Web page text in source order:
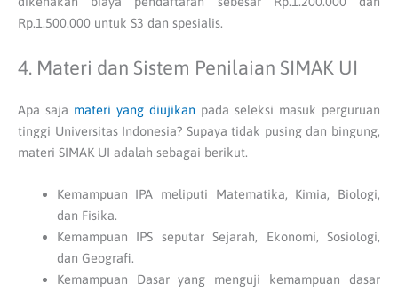
Rp.1.500.000 untuk S3 dan spesialis.
4. Materi dan Sistem Penilaian SIMAK UI
Apa saja materi yang diujikan pada seleksi masuk perguruan
tinggi Universitas Indonesia? Supaya tidak pusing dan bingung,
materi SIMAK UI adalah sebagai berikut.
Kemampuan IPA meliputi Matematika, Kimia, Biologi,
dan Fisika.
Kemampuan IPS seputar Sejarah, Ekonomi, Sosiologi,
dan Geografi.
Kemampuan Dasar yang menguji kemampuan dasar